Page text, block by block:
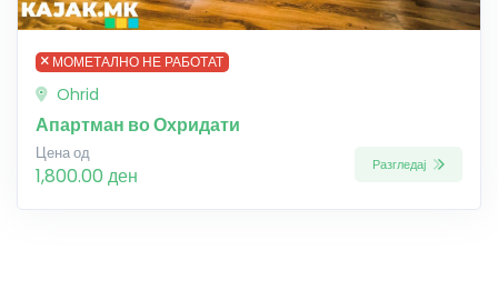
МОМЕТАЛНО НЕ РАБОТАТ
Ohrid
Апартман во Охридати
Цена од
1,800.00 ден Разгледај